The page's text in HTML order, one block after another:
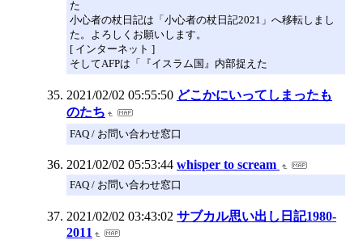
た
小心者の杖日記は「小心者の杖日記2021」へ移転しまし
た。よろしくお願いします。
[ インターネット ]
そしてAFPは「『イスラム国』内部捉えた
2021/02/02 05:55:50 どこかにいってしまったも
のたち
FAQ / お問い合わせ窓口
2021/02/02 05:53:44 whisper to scream
FAQ / お問い合わせ窓口
2021/02/02 03:43:02 サブカル思い出し日記1980-
2011